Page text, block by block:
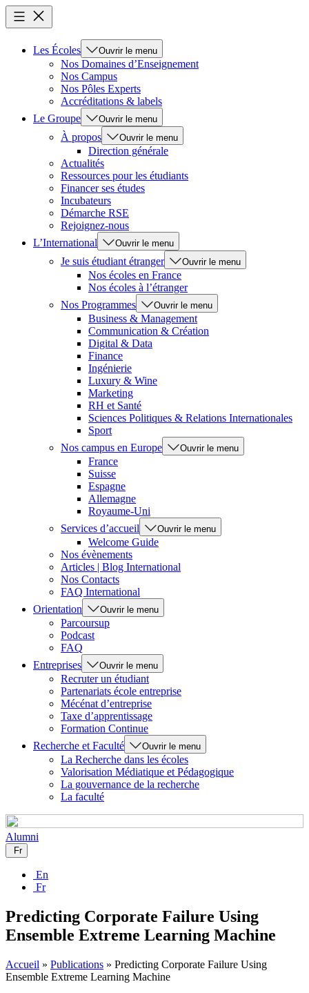
Les Écoles Ouvrir le menu
Nos Domaines d’Enseignement
Nos Campus
Nos Pôles Experts
Accréditations & labels
Le Groupe
Ouvrir le menu
À propos Ouvrir le menu
Direction générale
Actualités
Ressources pour les étudiants
Financer ses études
Incubateurs
Démarche RSE
Rejoignez-nous
L’International
Ouvrir le menu
Je suis étudiant étranger Ouvrir le menu
Nos écoles en France
Nos écoles à l’étranger
Nos Programmes
Ouvrir le menu
Business & Management
Communication & Création
Digital & Data
Finance
Ingénierie
Luxury & Wine
Marketing
RH et Santé
Sciences Politiques & Relations Internationales
Sport
Nos campus en Europe
Ouvrir le menu
France
Suisse
Espagne
Allemagne
Royaume-Uni
Services d’accueil
Ouvrir le menu
Welcome Guide
Nos évènements
Articles | Blog International
Nos Contacts
FAQ International
Orientation
Ouvrir le menu
Parcoursup
Podcast
FAQ
Entreprises
Ouvrir le menu
Recruter un étudiant
Partenariats école entreprise
Mécénat d’entreprise
Taxe d’apprentissage
Formation Continue
Recherche et Faculté
Ouvrir le menu
La Recherche dans les écoles
Valorisation Médiatique et Pédagogique
La gouvernance de la recherche
La faculté
Alumni
Fr
En
Fr
Predicting Corporate Failure Using
Ensemble Extreme Learning Machine
Accueil » Publications » Predicting Corporate Failure Using
Ensemble Extreme Learning Machine